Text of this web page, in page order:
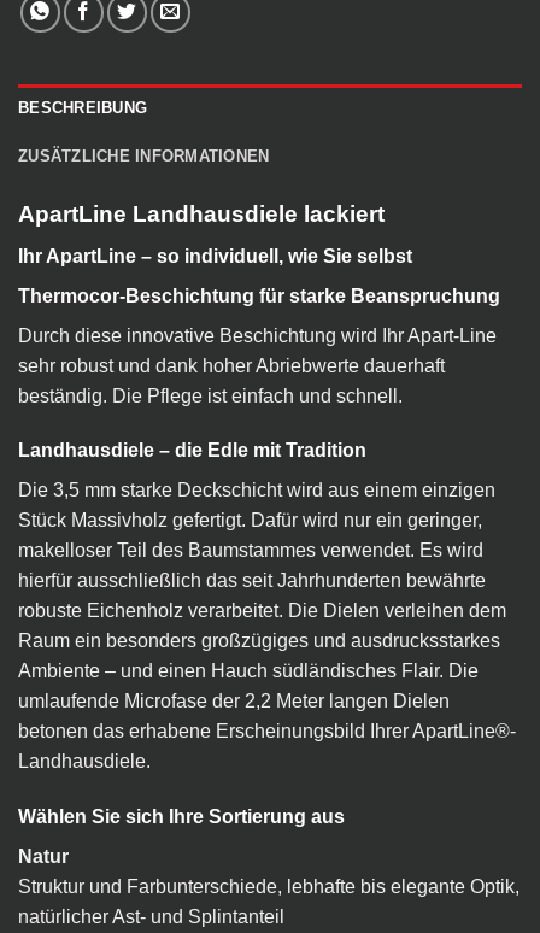
BESCHREIBUNG
ZUSÄTZLICHE INFORMATIONEN
ApartLine Landhausdiele lackiert
Ihr ApartLine – so individuell, wie Sie selbst
Thermocor-Beschichtung für starke Beanspruchung
Durch diese innovative Beschichtung wird Ihr Apart-Line
sehr robust und dank hoher Abriebwerte dauerhaft
beständig. Die Pflege ist einfach und schnell.
Landhausdiele – die Edle mit Tradition
Die 3,5 mm starke Deckschicht wird aus einem einzigen
Stück Massivholz gefertigt. Dafür wird nur ein geringer,
makelloser Teil des Baumstammes verwendet. Es wird
hierfür ausschließlich das seit Jahrhunderten bewährte
robuste Eichenholz verarbeitet. Die Dielen verleihen dem
Raum ein besonders großzügiges und ausdrucksstarkes
Ambiente – und einen Hauch südländisches Flair. Die
umlaufende Microfase der 2,2 Meter langen Dielen
betonen das erhabene Erscheinungsbild Ihrer ApartLine®-
Landhausdiele.
Wählen Sie sich Ihre Sortierung aus
Natur
Struktur und Farbunterschiede, lebhafte bis elegante Optik,
natürlicher Ast- und Splintanteil